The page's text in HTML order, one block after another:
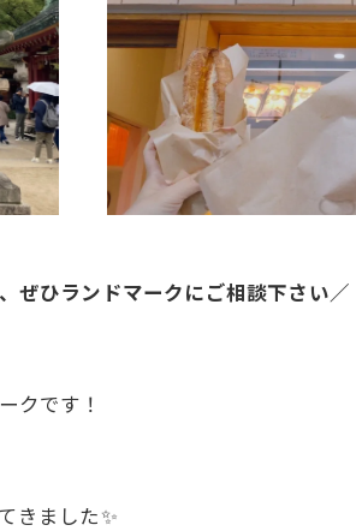
ぜひランドマークにご相談下さい／
クです！
きました✨